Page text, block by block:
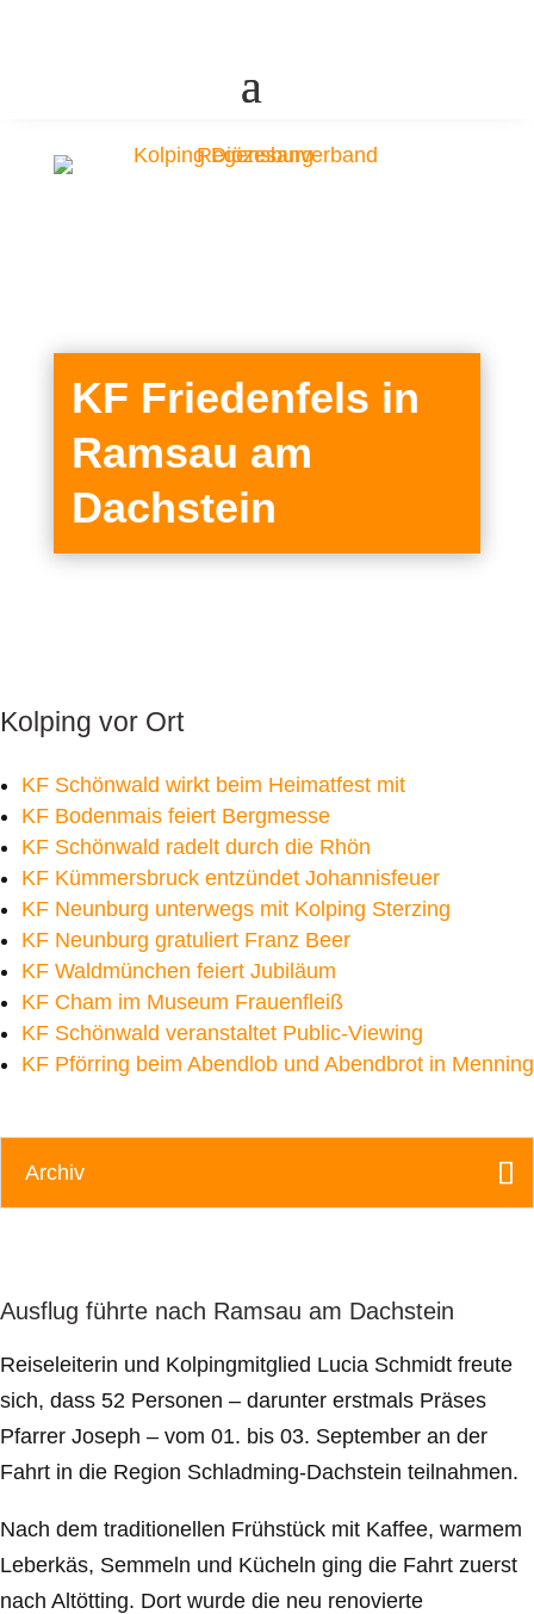
KF Friedenfels in
Ramsau am
Dachstein
Kolping vor Ort
KF Schönwald wirkt beim Heimatfest mit
KF Bodenmais feiert Bergmesse
KF Schönwald radelt durch die Rhön
KF Kümmersbruck entzündet Johannisfeuer
KF Neunburg unterwegs mit Kolping Sterzing
KF Neunburg gratuliert Franz Beer
KF Waldmünchen feiert Jubiläum
KF Cham im Museum Frauenfleiß
KF Schönwald veranstaltet Public-Viewing
KF Pförring beim Abendlob und Abendbrot in Menning
Archiv
Ausflug führte nach Ramsau am Dachstein
Reiseleiterin und Kolpingmitglied Lucia Schmidt freute
sich, dass 52 Personen – darunter erstmals Präses
Pfarrer Joseph – vom 01. bis 03. September an der
Fahrt in die Region Schladming-Dachstein teilnahmen.
Nach dem traditionellen Frühstück mit Kaffee, warmem
Leberkäs, Semmeln und Kücheln ging die Fahrt zuerst
nach Altötting. Dort wurde die neu renovierte